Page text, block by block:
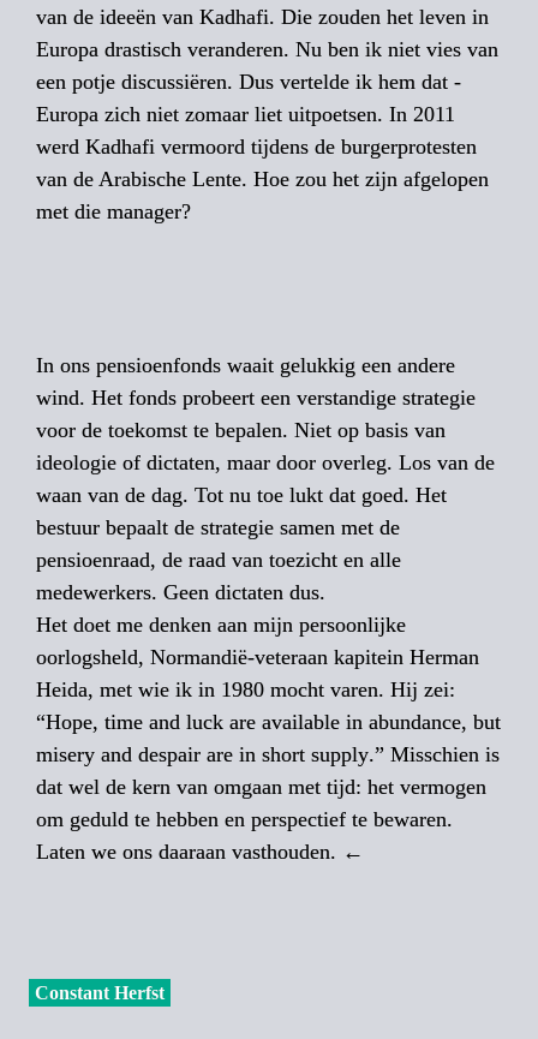
van de ideeën van Kadhafi. Die zouden het ­leven in
Europa drastisch veranderen. Nu ben ik niet vies van
een potje discussiëren. Dus vertelde ik hem dat ­
Europa zich niet zomaar liet uitpoetsen. In 2011
werd Kadhafi vermoord ­tijdens de burgerprotesten
van de Arabische Lente. Hoe zou het zijn afgelopen
met die manager?
In ons pensioenfonds waait gelukkig een andere
wind. Het fonds probeert een verstandige strategie
voor de toekomst te bepalen. Niet op basis van
ideologie of dictaten, maar door overleg. Los van de
waan van de dag. Tot nu toe lukt dat goed. Het
bestuur bepaalt de strategie samen met de
pensioenraad, de raad van toezicht en alle
medewerkers. Geen dictaten dus.
Het doet me denken aan mijn per­soonlijke
oorlogsheld, Normandië-veteraan kapitein Herman
Heida, met wie ik in 1980 mocht varen. Hij zei:
“Hope, time and luck are available in abundance, but
misery and despair are in short supply.” Misschien is
dat wel de kern van omgaan met tijd: het vermogen
om geduld te hebben en perspectief te bewaren.
Laten we ons daaraan vasthouden. ←
Constant Herfst